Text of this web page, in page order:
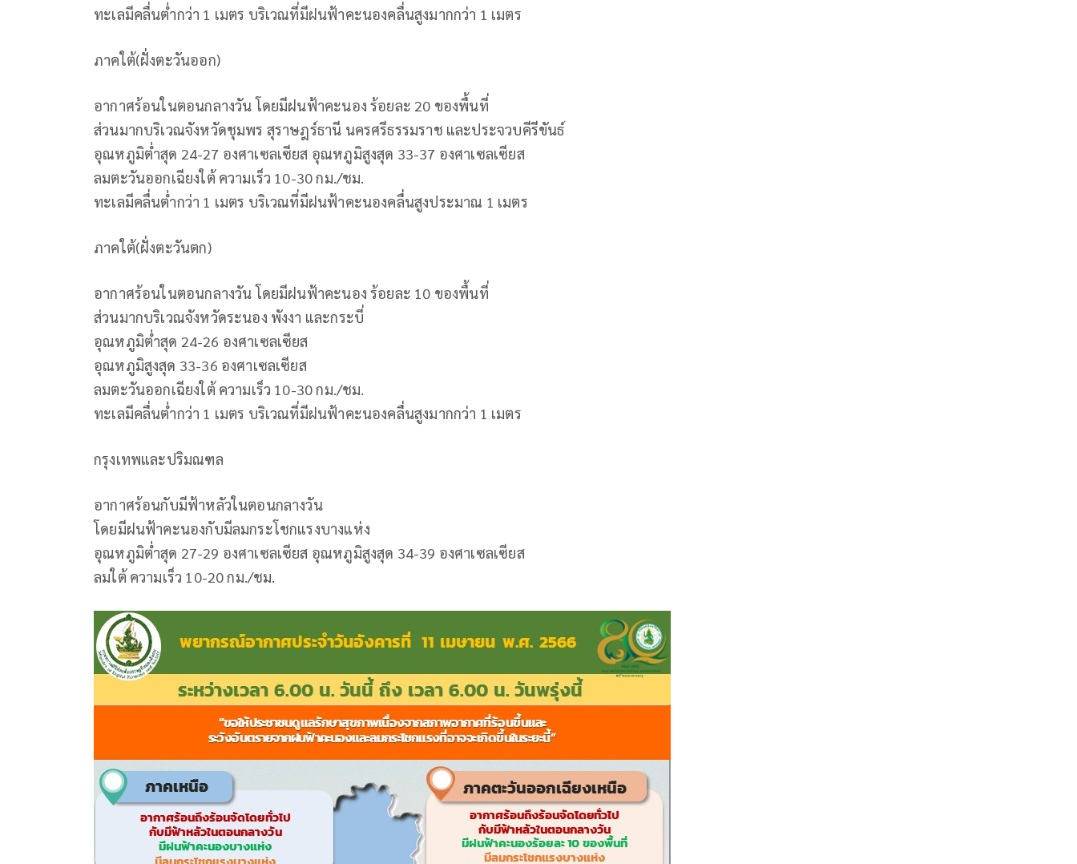
ทะเลมีคลื่นต่ำกว่า 1 เมตร บริเวณที่มีฝนฟ้าคะนองคลื่นสูงมากกว่า 1 เมตร
ภาคใต้(ฝั่งตะวันออก)
อากาศร้อนในตอนกลางวัน โดยมีฝนฟ้าคะนอง ร้อยละ 20 ของพื้นที่
ส่วนมากบริเวณจังหวัดชุมพร สุราษฎร์ธานี นครศรีธรรมราช และประจวบคีรีขันธ์
อุณหภูมิต่ำสุด 24-27 องศาเซลเซียส อุณหภูมิสูงสุด 33-37 องศาเซลเซียส
ลมตะวันออกเฉียงใต้ ความเร็ว 10-30 กม./ชม.
ทะเลมีคลื่นต่ำกว่า 1 เมตร บริเวณที่มีฝนฟ้าคะนองคลื่นสูงประมาณ 1 เมตร
ภาคใต้(ฝั่งตะวันตก)
อากาศร้อนในตอนกลางวัน โดยมีฝนฟ้าคะนอง ร้อยละ 10 ของพื้นที่
ส่วนมากบริเวณจังหวัดระนอง พังงา และกระบี่
อุณหภูมิต่ำสุด 24-26 องศาเซลเซียส
อุณหภูมิสูงสุด 33-36 องศาเซลเซียส
ลมตะวันออกเฉียงใต้ ความเร็ว 10-30 กม./ชม.
ทะเลมีคลื่นต่ำกว่า 1 เมตร บริเวณที่มีฝนฟ้าคะนองคลื่นสูงมากกว่า 1 เมตร
กรุงเทพและปริมณฑล
อากาศร้อนกับมีฟ้าหลัวในตอนกลางวัน
โดยมีฝนฟ้าคะนองกับมีลมกระโชกแรงบางแห่ง
อุณหภูมิต่ำสุด 27-29 องศาเซลเซียส อุณหภูมิสูงสุด 34-39 องศาเซลเซียส
ลมใต้ ความเร็ว 10-20 กม./ชม.